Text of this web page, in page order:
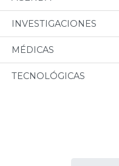
INVESTIGACIONES
MÉDICAS
TECNOLÓGICAS